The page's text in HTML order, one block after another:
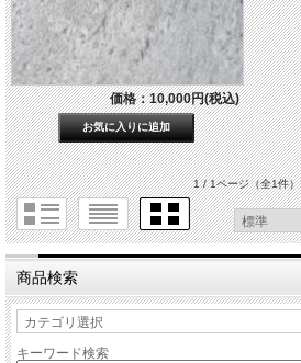
価格：10,000円(税込)
1 / 1ページ（全1件）
商品検索
キーワード検索